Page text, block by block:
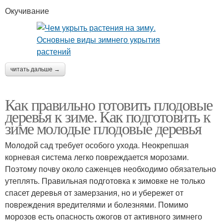
Окучивание
читать дальше →
Как правильно готовить плодовые
деревья к зиме. Как подготовить к
зиме молодые плодовые деревья
Молодой сад требует особого ухода. Неокрепшая
корневая система легко повреждается морозами.
Поэтому почву около саженцев необходимо обязательно
утеплять. Правильная подготовка к зимовке не только
спасет деревья от замерзания, но и убережет от
повреждения вредителями и болезнями. Помимо
морозов есть опасность ожогов от активного зимнего